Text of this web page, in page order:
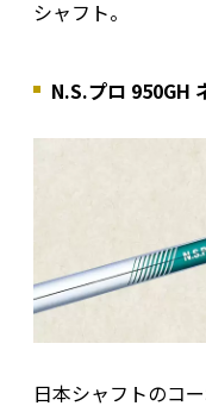
シャフト。
N.S.プロ 950GH
日本シャフトのコ